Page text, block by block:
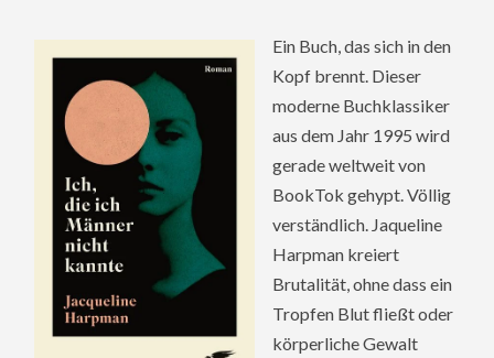
Ein Buch, das sich in den
Kopf brennt. Dieser
moderne Buchklassiker
aus dem Jahr 1995 wird
gerade weltweit von
BookTok gehypt. Völlig
verständlich. Jaqueline
Harpman kreiert
Brutalität, ohne dass ein
Tropfen Blut fließt oder
körperliche Gewalt